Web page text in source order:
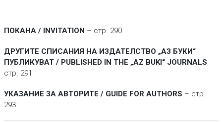
ПОКАНА / INVITATION – стр. 290
ДРУГИТЕ СПИСАНИЯ НА ИЗДАТЕЛСТВО „АЗ БУКИ“
ПУБЛИКУВАТ / PUBLISHED IN THE „AZ BUKI“ JOURNALS –
стр. 291
УКАЗАНИЕ ЗА АВТОРИТЕ / GUIDE FOR AUTHORS – стр.
293